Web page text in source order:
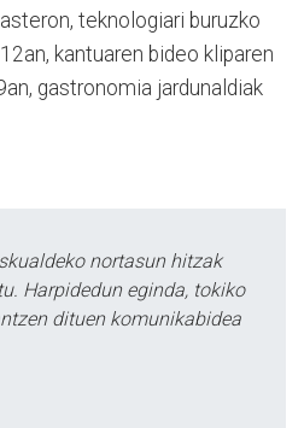
teknologiari buruzko
kantuaren bideo kliparen
gastronomia jardunaldiak
nortasun hitzak
Harpidedun eginda, tokiko
dituen komunikabidea